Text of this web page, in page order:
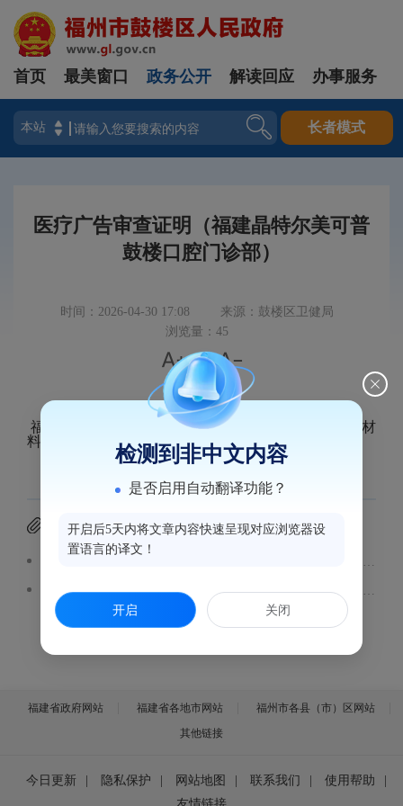
登录
首页 最美窗口 政务公开 解读回应 办事服务
长者模式
医疗广告审查证明（福建晶特尔美可普
鼓楼口腔门诊部）
时间：2026-04-30 17:08
来源：鼓楼区卫健局
浏览量：45
 | 
福建晶特尔美可普鼓楼口腔门诊部医疗广告审查证明材
料见附件。
附件下载
医疗广告审查证明（ 福建晶特尔美可普鼓楼口腔门诊部）.pdf
福建省政府网站 福建省各地市网站
福州市各县（市）区网站
其他链接
今日更新 隐私保护 网站地图 联系我们 使用帮助
检测到非中文内容
是否启用自动翻译功能？
开启后5天内将文章内容快速呈现对应浏览器设
置语言的译文！
开启 关闭